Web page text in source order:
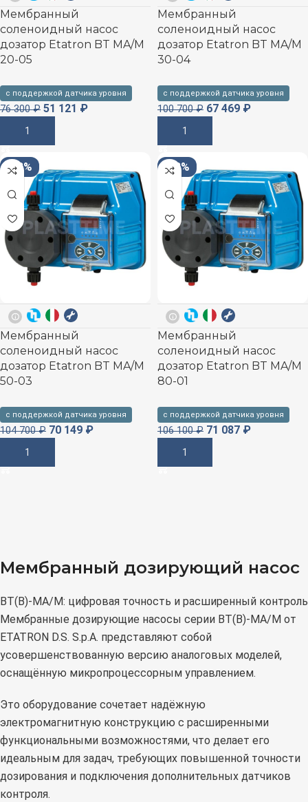
Мембранный
соленоидный насос
дозатор Etatron BT MA/M
20-05
с поддержкой датчика уровня
76 300₽ 51 121 ₽
В Корзину
Мембранный
соленоидный насос
дозатор Etatron BT MA/M
30-04
с поддержкой датчика уровня
100 700₽ 67 469 ₽
В Корзину
-33%
Мембранный
соленоидный насос
дозатор Etatron BT MA/M
50-03
с поддержкой датчика уровня
104 700₽ 70 149 ₽
В Корзину
-33%
Мембранный
соленоидный насос
дозатор Etatron BT MA/M
80-01
с поддержкой датчика уровня
106 100₽ 71 087 ₽
В Корзину
Мембранный дозирующий насос
BT(B)-MA/M: цифровая точность и расширенный контроль
Мембранные дозирующие насосы серии BT(B)-MA/M от
ETATRON D.S. S.p.A. представляют собой
усовершенствованную версию аналоговых моделей,
оснащённую микропроцессорным управлением.
Это оборудование сочетает надёжную
электромагнитную конструкцию с расширенными
функциональными возможностями, что делает его
идеальным для задач, требующих повышенной точности
дозирования и подключения дополнительных датчиков
контроля.